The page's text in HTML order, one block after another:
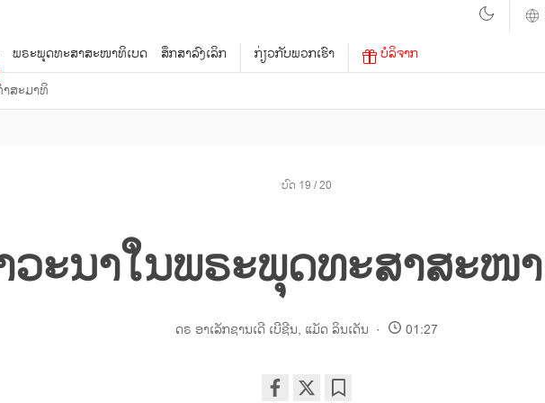
ສະມາທິ
ພຣະພຸດທະສາສະໜາທິເບດ ສຶກສາລົງເລິກ ກ່ຽວກັບພວກເຮົາ ບໍລິຈາກ
ບົດ 19 / 20
ວະນາໃນພຣະພຸດທະສາສະໜ
ດຣ ອາເລັກຊານເດີ ເບີຊີນ, ແມັດ ລິນເດັນ 01:27